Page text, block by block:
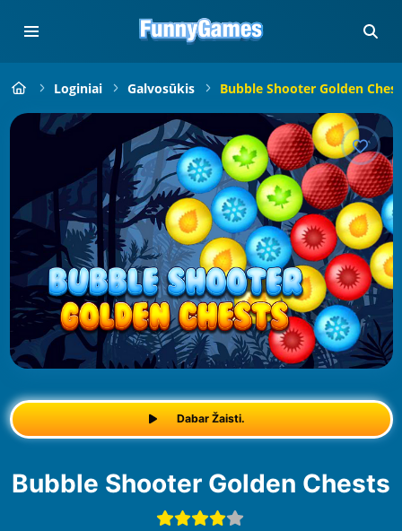
Loginiai Galvosūkis Bubble Shooter Golden
Dabar Žaisti.
Bubble Shooter Golden Chests